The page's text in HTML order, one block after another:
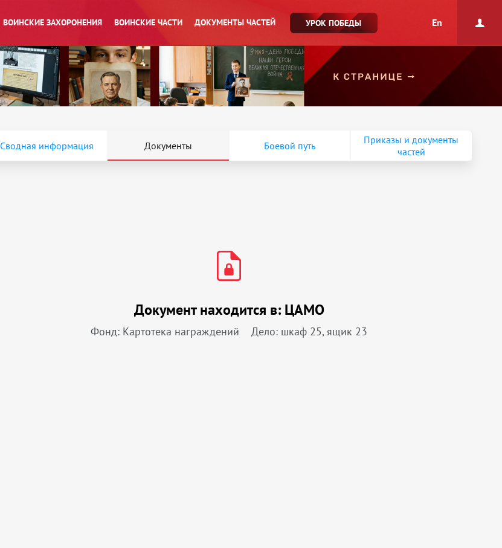
ВОИНСКИЕ ЗАХОРОНЕНИЯ ВОИНСКИЕ ЧАСТИ ДОКУМЕНТЫ ЧАСТЕЙ УРОК ПОБЕДЫ En
Сводная информация Документы Боевой путь
Приказы и документы
частей
Документ находится в: ЦАМО
Фонд: Картотека награждений Дело: шкаф 25, ящик 23